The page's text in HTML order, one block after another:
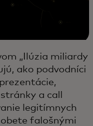
„Ilúzia miliardy
ako podvodníci
a call
legitímnych
falošnými